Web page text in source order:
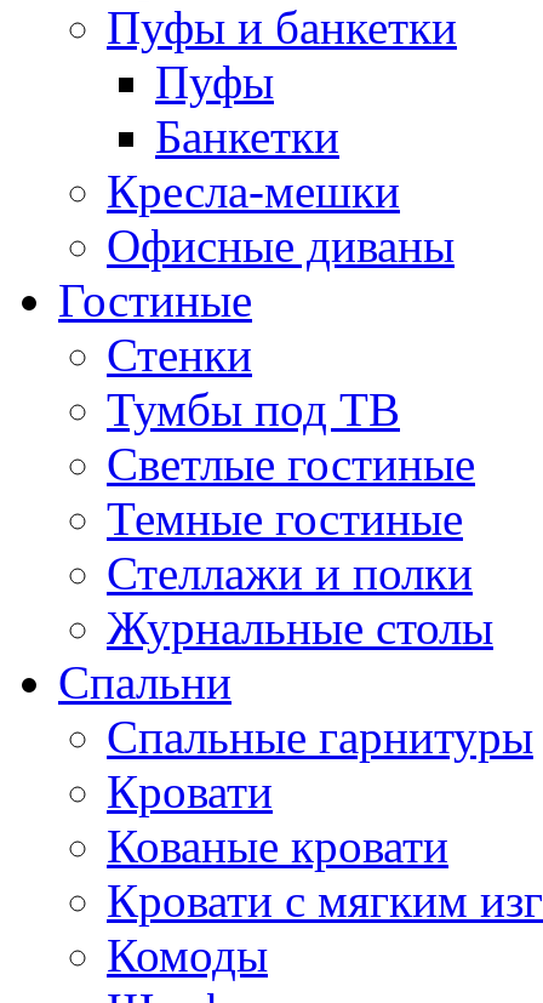
Пуфы и банкетки
Пуфы
Банкетки
Кресла-мешки
Офисные диваны
Гостиные
Стенки
Тумбы под ТВ
Светлые гостиные
Темные гостиные
Стеллажи и полки
Журнальные столы
Спальни
Спальные гарнитуры
Кровати
Кованые кровати
Кровати с мягким
Комоды